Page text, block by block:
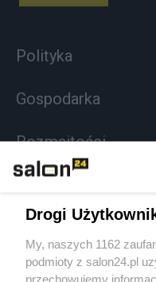
Polityka
Gospodarka
Rozmaitości
Sport
Społeczeństwo
Drogi
My, naszych 1162
podmioty z salon24.pl
przechowujemy